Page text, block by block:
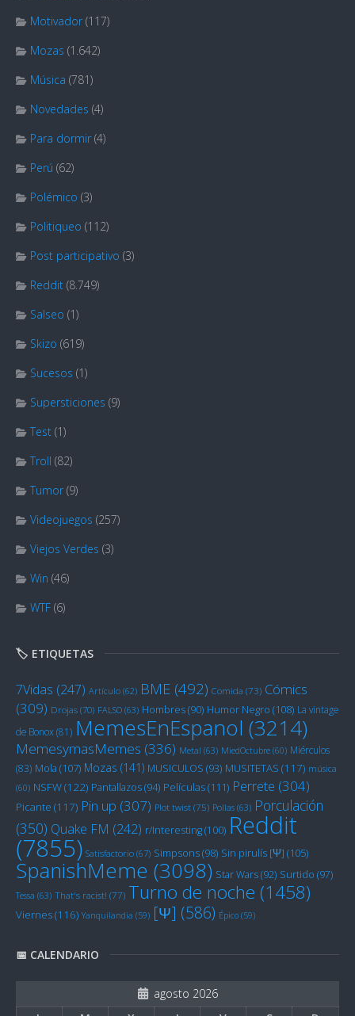
Motivador (117)
Mozas (1.642)
Música (781)
Novedades (4)
Para dormir (4)
Perú (62)
Polémico (3)
Politiqueo (112)
Post participativo (3)
Reddit (8.749)
Salseo (1)
Skizo (619)
Sucesos (1)
Supersticiones (9)
Test (1)
Troll (82)
Tumor (9)
Videojuegos (257)
Viejos Verdes (3)
Win (46)
WTF (6)
🏷️ ETIQUETAS
7Vidas (247) Artículo (62) BME (492) Comida (73) Cómics
(309) Drojas (70) FALSO (63) Hombres(90) Humor Negro (108) La vintage
de Bonox(81) MemesEnEspanol (3214)
MemesymasMemes (336) Metal (63) MiedOctubre (60) Miérculos
(83) Mola (107) Mozas (141) MUSICULOS (93) MUSITETAS (117) música
(60) NSFW(122) Pantallazos(94) Películas(111) Perrete (304)
Picante (117) Pin up (307) Plot twist (75) Pollas (63) Porculación
(350) Quake FM (242) r/Interesting(100) Reddit
(7855) Satisfactorio (67) Simpsons(98) Sin pirulís [Ψ] (105)
SpanishMeme (3098) Star Wars(92) Surtido (97)
Tessa (63) That's racist! (77) Turno de noche (1458)
Viernes(116) Yanquilandia (59) [Ψ] (586) Épico (59)
📅 CALENDARIO
agosto 2026